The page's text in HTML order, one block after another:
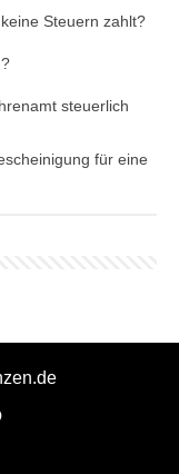
Steuern zahlt?
steuerlich
für eine